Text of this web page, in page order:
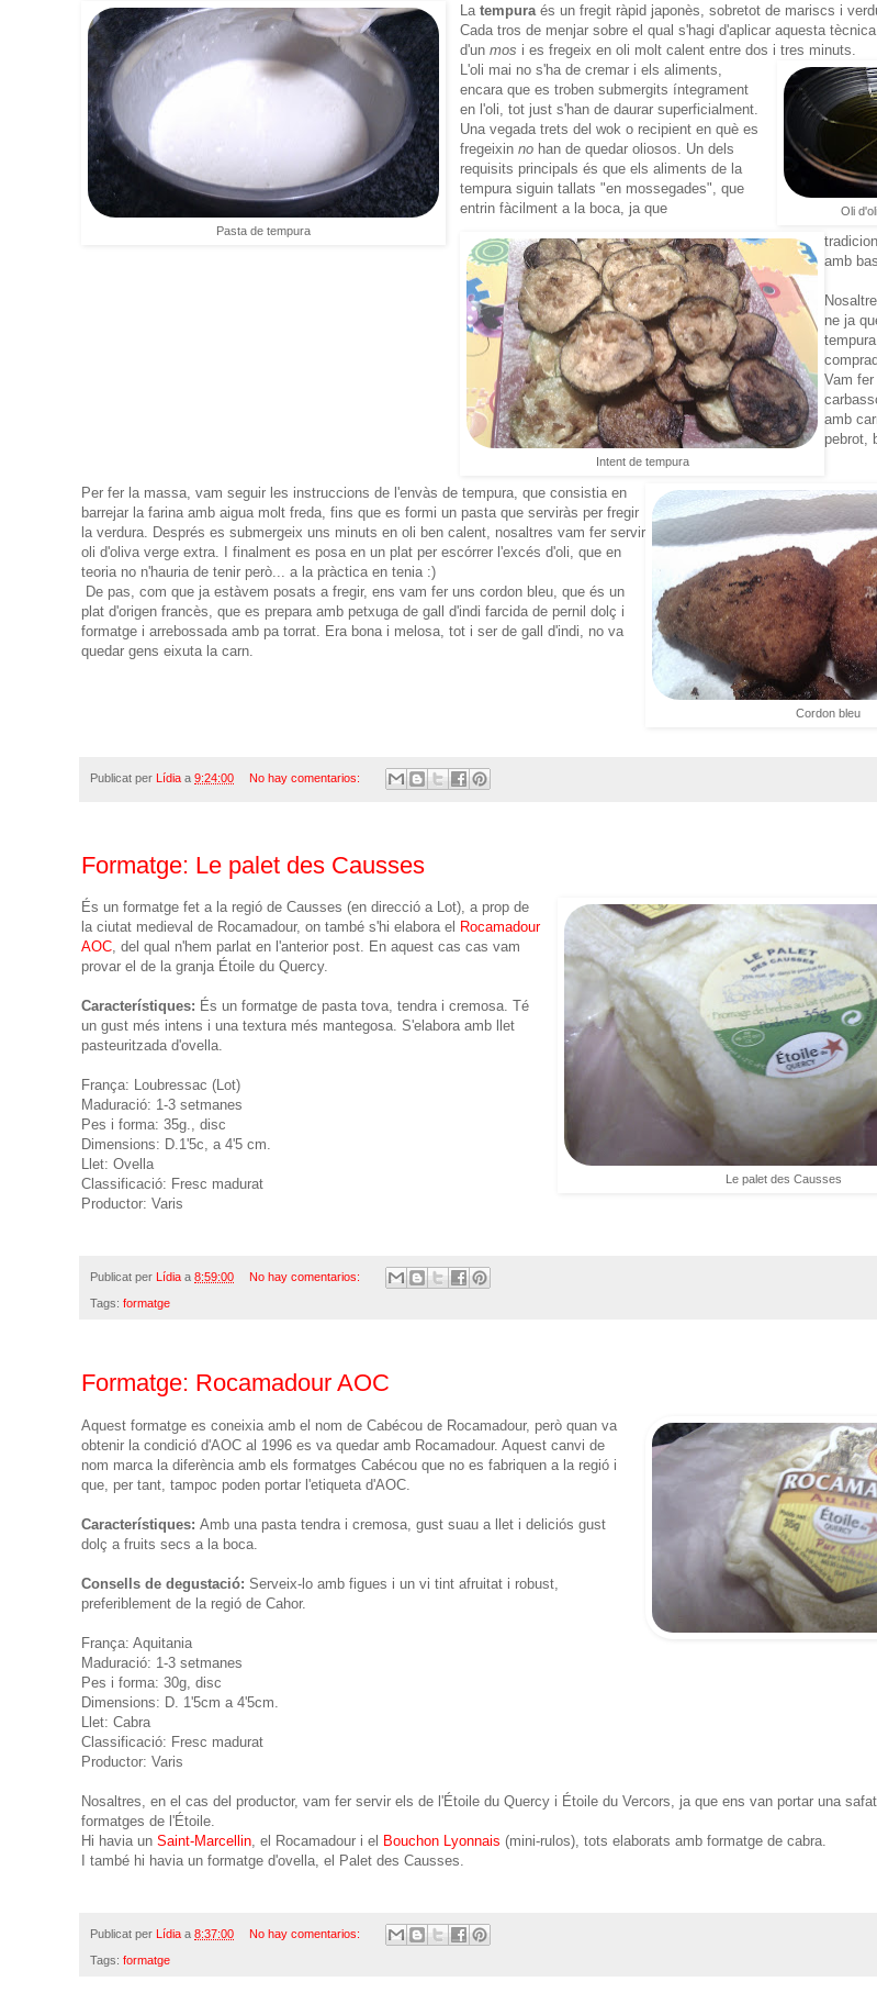
Pasta de tempura
Latempuraés un fregit ràpid japonès, sobretot de mariscs i
Cada tros de menjar sobre el qual s'hagi d'aplicar aquesta
d'unmos i es fregeix en oli molt calent entre dos i tres minuts.
Oli
Intent de tempura
L'oli mai no s'ha de cremar i els aliments,
encara que es troben submergits íntegrament
en l'oli, tot just s'han de daurar superficialment.
Una vegada trets del wok o recipient en què es
fregeixinno han de quedar oliosos. Un dels
requisits principals és que els aliments de la
tempura siguin tallats "en mossegades", que
entrin fàcilment a la boca, ja que
amb
ne ja
Vam
amb
pebrot,
Cordon bleu
Per fer la massa, vam seguir les instruccions de l'envàs de tempura, que consistia en
barrejar la farina amb aigua molt freda, fins que es formi un pasta que serviràs per fregir
la verdura. Després es submergeix uns minuts en oli ben calent, nosaltres vam fer servir
oli d'oliva verge extra. I finalment es posa en un plat per escórrer l'excés d'oli, que en
teoria no n'hauria de tenir però... a la pràctica en tenia :)
De pas, com que ja estàvem posats a fregir, ens vam fer uns cordon bleu, que és un
plat d'origen francès, que es prepara amb petxuga de gall d'indi farcida de pernil dolç i
formatge i arrebossada amb pa torrat. Era bona i melosa, tot i ser de gall d'indi, no va
quedar gens eixuta la carn.
Publicat per Lídia a 9:24:00 No hay comentarios:
Formatge: Le palet des Causses
Le palet des Causses
És un formatge fet a la regió de Causses (en direcció a Lot), a prop de
la ciutat medieval de Rocamadour, on també s'hi elabora el Rocamadour
AOC, del qual n'hem parlat en l'anterior post. En aquest cas cas vam
provar el de la granja Étoile du Quercy.
Característiques: És un formatge de pasta tova, tendra i cremosa. Té
un gust més intens i una textura més mantegosa. S'elabora amb llet
pasteuritzada d'ovella.
França: Loubressac (Lot)
Maduració: 1-3 setmanes
Pes i forma: 35g., disc
Dimensions: D.1'5c, a 4'5 cm.
Llet: Ovella
Classificació: Fresc madurat
Productor: Varis
Publicat per Lídia a 8:59:00 No hay comentarios:
Tags: formatge
Formatge: Rocamadour AOC
Aquest formatge es coneixia amb el nom de Cabécou de Rocamadour, però quan va
obtenir la condició d'AOC al 1996 es va quedar amb Rocamadour. Aquest canvi de
nom marca la diferència amb els formatges Cabécou que no es fabriquen a la regió i
que, per tant, tampoc poden portar l'etiqueta d'AOC.
Característiques: Amb una pasta tendra i cremosa, gust suau a llet i deliciós gust
dolç a fruits secs a la boca.
Consells de degustació: Serveix-lo amb figues i un vi tint afruitat i robust,
preferiblement de la regió de Cahor.
França: Aquitania
Maduració: 1-3 setmanes
Pes i forma: 30g, disc
Dimensions: D. 1'5cm a 4'5cm.
Llet: Cabra
Classificació: Fresc madurat
Productor: Varis
Nosaltres, en el cas del productor, vam fer servir els de l'Étoile du Quercy i Étoile du Vercors, ja que ens van portar una
formatges de l'Étoile.
Hi havia un Saint-Marcellin , el Rocamadour i el Bouchon Lyonnais (mini-rulos), tots elaborats amb formatge de cabra.
I també hi havia un formatge d'ovella, el Palet des Causses.
Publicat per Lídia a 8:37:00 No hay comentarios:
Tags: formatge